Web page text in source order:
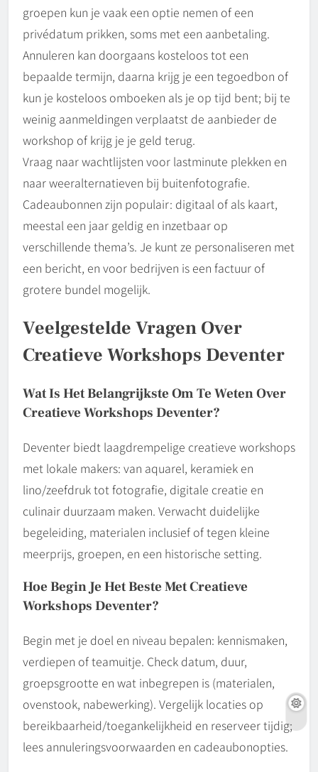
groepen kun je vaak een optie nemen of een
privédatum prikken, soms met een aanbetaling.
Annuleren kan doorgaans kosteloos tot een
bepaalde termijn, daarna krijg je een tegoedbon of
kun je kosteloos omboeken als je op tijd bent; bij te
weinig aanmeldingen verplaatst de aanbieder de
workshop of krijg je je geld terug.
Vraag naar wachtlijsten voor lastminute plekken en
naar weeralternatieven bij buitenfotografie.
Cadeaubonnen zijn populair: digitaal of als kaart,
meestal een jaar geldig en inzetbaar op
verschillende thema’s. Je kunt ze personaliseren met
een bericht, en voor bedrijven is een factuur of
grotere bundel mogelijk.
Veelgestelde Vragen Over
Creatieve Workshops Deventer
Wat Is Het Belangrijkste Om Te Weten Over
Creatieve Workshops Deventer?
Deventer biedt laagdrempelige creatieve workshops
met lokale makers: van aquarel, keramiek en
lino/zeefdruk tot fotografie, digitale creatie en
culinair duurzaam maken. Verwacht duidelijke
begeleiding, materialen inclusief of tegen kleine
meerprijs, groepen, en een historische setting.
Hoe Begin Je Het Beste Met Creatieve
Workshops Deventer?
Begin met je doel en niveau bepalen: kennismaken,
verdiepen of teamuitje. Check datum, duur,
groepsgrootte en wat inbegrepen is (materialen,
ovenstook, nabewerking). Vergelijk locaties op
bereikbaarheid/toegankelijkheid en reserveer tijdig;
lees annuleringsvoorwaarden en cadeaubonopties.